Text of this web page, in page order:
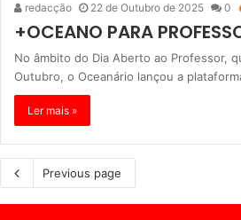
redacção 22 de Outubro de 2025 0
+OCEANO PARA
No âmbito do Dia Aberto ao Professor,
Outubro, o Oceanário lançou a
Ler mais »
Previous page